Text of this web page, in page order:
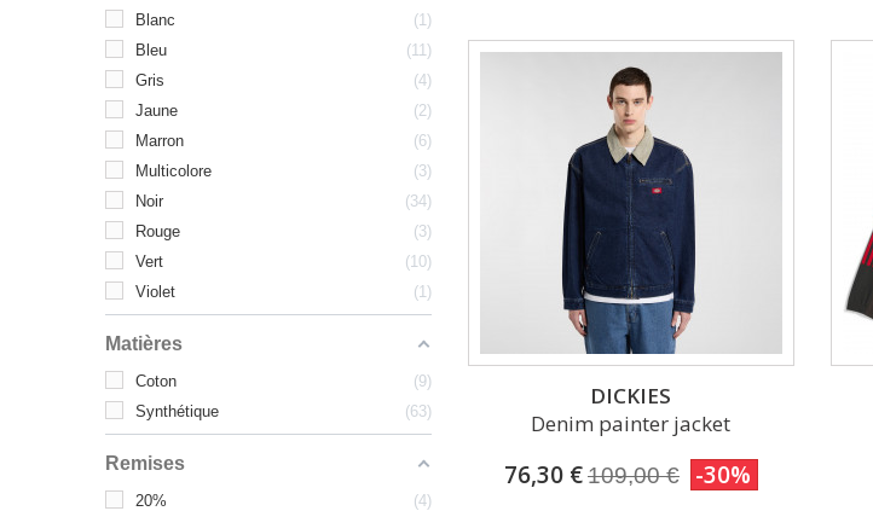
Blanc
1
Bleu
11
Gris
4
Jaune
2
Marron
6
Multicolore
3
Noir
34
Rouge
3
Vert
10
Violet
1
Matières
Coton
9
Synthétique
63
Remises
20%
4
DICKIES
Denim painter jacket
76,30 €109,00 € -30%